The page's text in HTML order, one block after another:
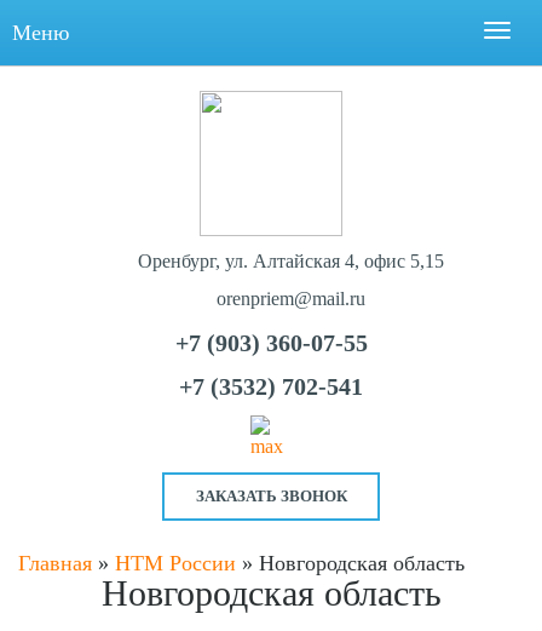
Оренбург, ул. Алтайская 4, офис 5,15
orenpriem@mail.ru
+7 (903) 360-07-55
+7 (3532) 702-541
ЗАКАЗАТЬ ЗВОНОК
Меню
Главная » НТМ России » Новгородская область
Новгородская область